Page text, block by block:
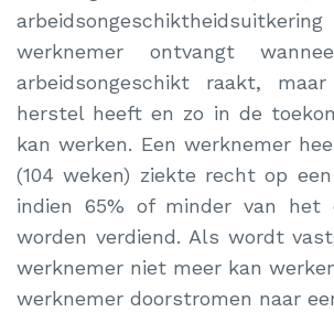
werknemer ontvangt
arbeidsongeschikt raakt,
herstel heeft en zo in de
kan werken. Een werknemer
(104 weken) ziekte recht op
indien 65% of minder van het
worden verdiend. Als wordt
werknemer niet meer kan
werknemer doorstromen naar